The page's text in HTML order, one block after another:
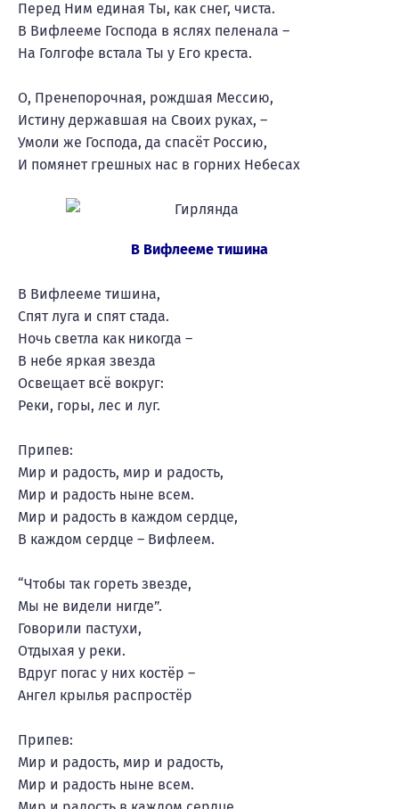
Перед Ним единая Ты, как снег, чиста.
В Вифлееме Господа в яслях пеленала –
На Голгофе встала Ты у Его креста.
О, Пренепорочная, рождшая Мессию,
Истину державшая на Своих руках, –
Умоли же Господа, да спасёт Россию,
И помянет грешных нас в горних Небесах
В Вифлееме тишина
В Вифлееме тишина,
Спят луга и спят стада.
Ночь светла как никогда –
В небе яркая звезда
Освещает всё вокруг:
Реки, горы, лес и луг.
Припев:
Мир и радость, мир и радость,
Мир и радость ныне всем.
Мир и радость в каждом сердце,
В каждом сердце – Вифлеем.
“Чтобы так гореть звезде,
Мы не видели нигде”.
Говорили пастухи,
Отдыхая у реки.
Вдруг погас у них костёр –
Ангел крылья распростёр
Припев:
Мир и радость, мир и радость,
Мир и радость ныне всем.